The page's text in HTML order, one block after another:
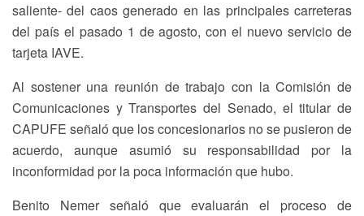
saliente- del caos generado en las principales carreteras
del país el pasado 1 de agosto, con el nuevo servicio de
tarjeta IAVE.
Al sostener una reunión de trabajo con la Comisión de
Comunicaciones y Transportes del Senado, el titular de
CAPUFE señaló que los concesionarios no se pusieron de
acuerdo, aunque asumió su responsabilidad por la
inconformidad por la poca información que hubo.
Benito Nemer señaló que evaluarán el proceso de